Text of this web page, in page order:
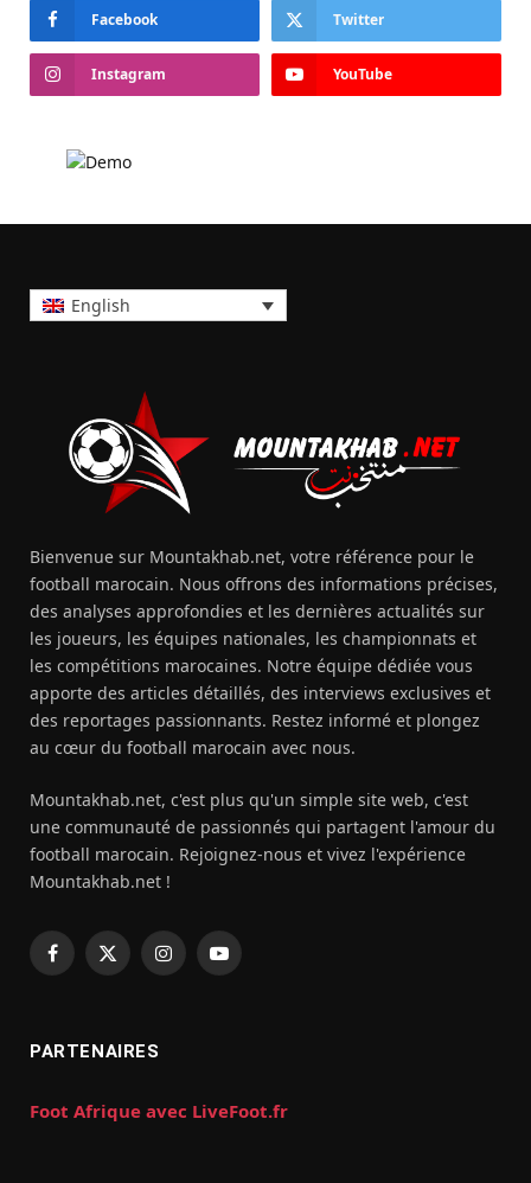
Facebook Twitter
Instagram YouTube
English
Bienvenue sur Mountakhab.net, votre référence pour le
football marocain. Nous offrons des informations précises,
des analyses approfondies et les dernières actualités sur
les joueurs, les équipes nationales, les championnats et
les compétitions marocaines. Notre équipe dédiée vous
apporte des articles détaillés, des interviews exclusives et
des reportages passionnants. Restez informé et plongez
au cœur du football marocain avec nous.
Mountakhab.net, c'est plus qu'un simple site web, c'est
une communauté de passionnés qui partagent l'amour du
football marocain. Rejoignez-nous et vivez l'expérience
Mountakhab.net !
Facebook
X
InstagramYouTube
PARTENAIRES
Foot Afrique avec LiveFoot.fr